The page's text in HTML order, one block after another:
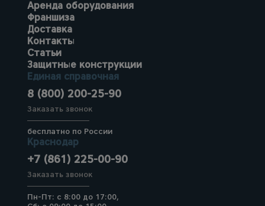
Аренда оборудования
Франшиза
Доставка
Контакты
Статьи
Защитные конструкции
Единая справочная
8 (800) 200-25-90
Заказать звонок
бесплатно по России
Краснодар
+7 (861) 225-00-90
Заказать звонок
Пн-Пт: с 8:00 до 17:00,